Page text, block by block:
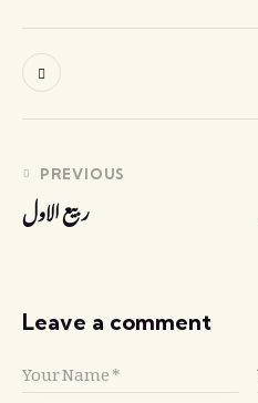
PREVIOUS
ربیع الاول
Leave a comment